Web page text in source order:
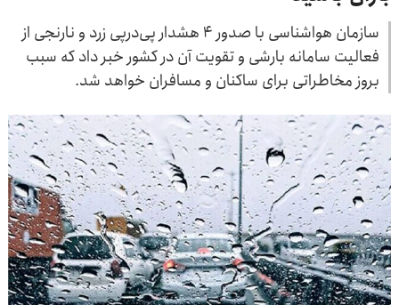
سازمان هواشناسی با صدور ۴ هشدار پی‌درپی زرد و نارنجی از
فعالیت سامانه بارشی و تقویت آن در کشور خبر داد که سبب
بروز مخاطراتی برای ساکنان و مسافران خواهد شد.